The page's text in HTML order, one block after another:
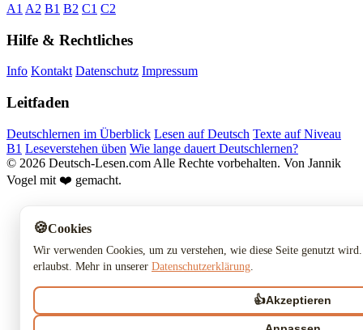
A1 A2 B1 B2 C1 C2
Hilfe & Rechtliches
Info Kontakt Datenschutz Impressum
Leitfaden
Deutschlernen im Überblick Lesen auf Deutsch Texte auf Niveau
B1 Leseverstehen üben Wie lange dauert Deutschlernen?
© 2026 Deutsch-Lesen.com Alle Rechte vorbehalten. Von Jannik
Vogel mit ❤️ gemacht.
🍪Cookies
Wir verwenden Cookies, um zu verstehen, wie diese Seite genutzt
erlaubst. Mehr in unserer Datenschutzerklärung.
👍Akzeptieren